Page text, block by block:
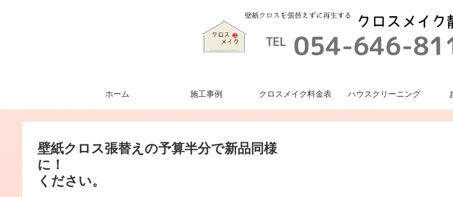
ホーム 施工事例 クロスメイク料金表 ハウスクリーニング
壁紙クロス張替えの予算半分で新品同様
に！ ハウスクリーニン
ください。